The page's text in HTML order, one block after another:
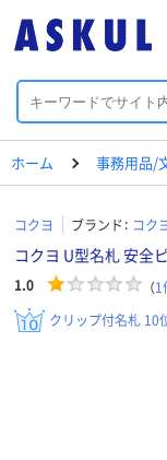
ホーム 事務用品/
コクヨ ブランド： コク
コクヨ U型名札 安全
1.0 （1
クリップ付名札 10